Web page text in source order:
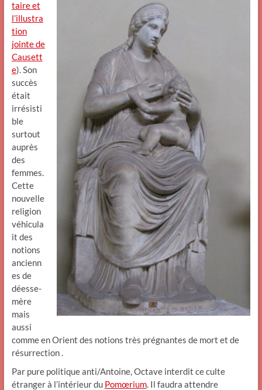
taire et
l’illustra
tion
jointe de
Causett
e). Son
succès
était
irrésisti
ble
surtout
auprès
des
femmes.
Cette
nouvelle
religion
véhicula
it des
notions
ancienn
es de
déesse-
mère
mais
aussi
comme en Orient des notions très prégnantes de mort et de
résurrection .
Par pure politique anti/Antoine, Octave interdit ce culte
étranger à l’intérieur du Pomœrium. Il faudra attendre